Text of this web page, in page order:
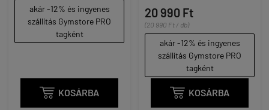
akár -12% és ingyenes
szállítás Gymstore PRO
tagként
 KOSÁRBA
20 990 Ft
(20 990 Ft / db)
akár -12% és ingyenes
szállítás Gymstore PRO
tagként
 KOSÁRBA